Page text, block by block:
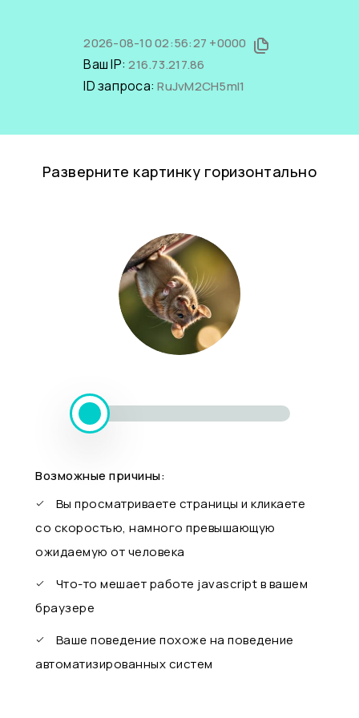
2026-08-10 02:56:27 +0000
Ваш IP:216.73.217.86
ID запроса:RuJvM2CH5mI1
Разверните картинку горизонтально
Возможные причины:
Вы просматриваете страницы и кликаете
со скоростью, намного превышающую
ожидаемую от человека
Что-то мешает работе javascript в вашем
браузере
Ваше поведение похоже на поведение
автоматизированных систем